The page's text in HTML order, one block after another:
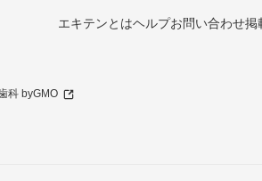
エキテンとはヘルプお問い合わせ掲
科 byGMO